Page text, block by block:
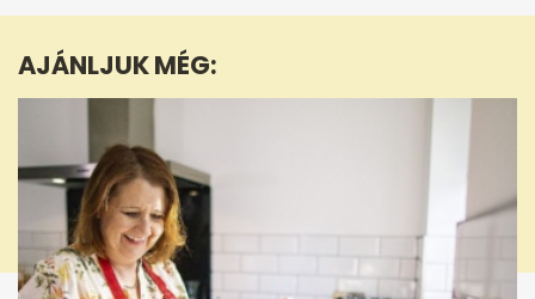
1
21
seconds
AJÁNLJUK MÉG: